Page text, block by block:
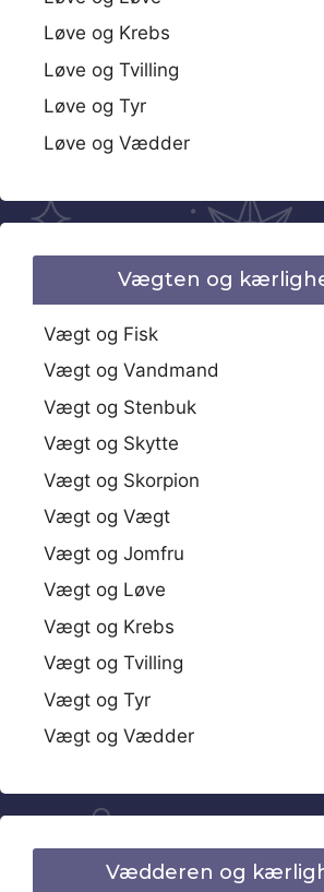
Løve og Krebs
Løve og Tvilling
Løve og Tyr
Løve og Vædder
Vægten og
Vægt og Fisk
Vægt og Vandmand
Vægt og Stenbuk
Vægt og Skytte
Vægt og Skorpion
Vægt og Vægt
Vægt og Jomfru
Vægt og Løve
Vægt og Krebs
Vægt og Tvilling
Vægt og Tyr
Vægt og Vædder
Vædderen og